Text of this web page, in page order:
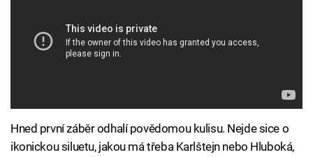
Hned první záběr odhalí povědomou kulisu. Nejde sice o
ikonickou siluetu, jakou má třeba Karlštejn nebo Hluboká,